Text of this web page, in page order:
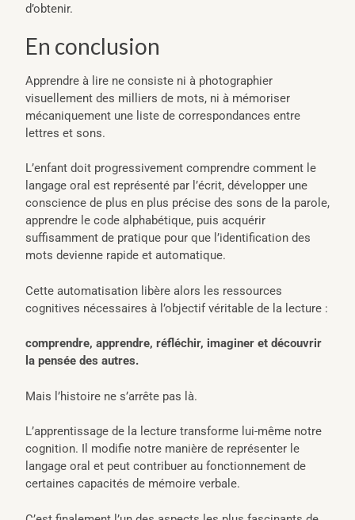
d’obtenir.
En conclusion
Apprendre à lire ne consiste ni à photographier
visuellement des milliers de mots, ni à mémoriser
mécaniquement une liste de correspondances entre
lettres et sons.
L’enfant doit progressivement comprendre comment le
langage oral est représenté par l’écrit, développer une
conscience de plus en plus précise des sons de la parole,
apprendre le code alphabétique, puis acquérir
suffisamment de pratique pour que l’identification des
mots devienne rapide et automatique.
Cette automatisation libère alors les ressources
cognitives nécessaires à l’objectif véritable de la lecture :
comprendre, apprendre, réfléchir, imaginer et découvrir
la pensée des autres.
Mais l’histoire ne s’arrête pas là.
L’apprentissage de la lecture transforme lui-même notre
cognition. Il modifie notre manière de représenter le
langage oral et peut contribuer au fonctionnement de
certaines capacités de mémoire verbale.